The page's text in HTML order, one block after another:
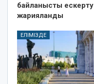
байланысты ескерту
жарияланды
ЕЛІМІЗДЕ